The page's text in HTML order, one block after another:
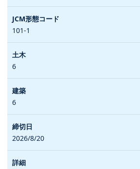
101-1
6
6
2026/8/20